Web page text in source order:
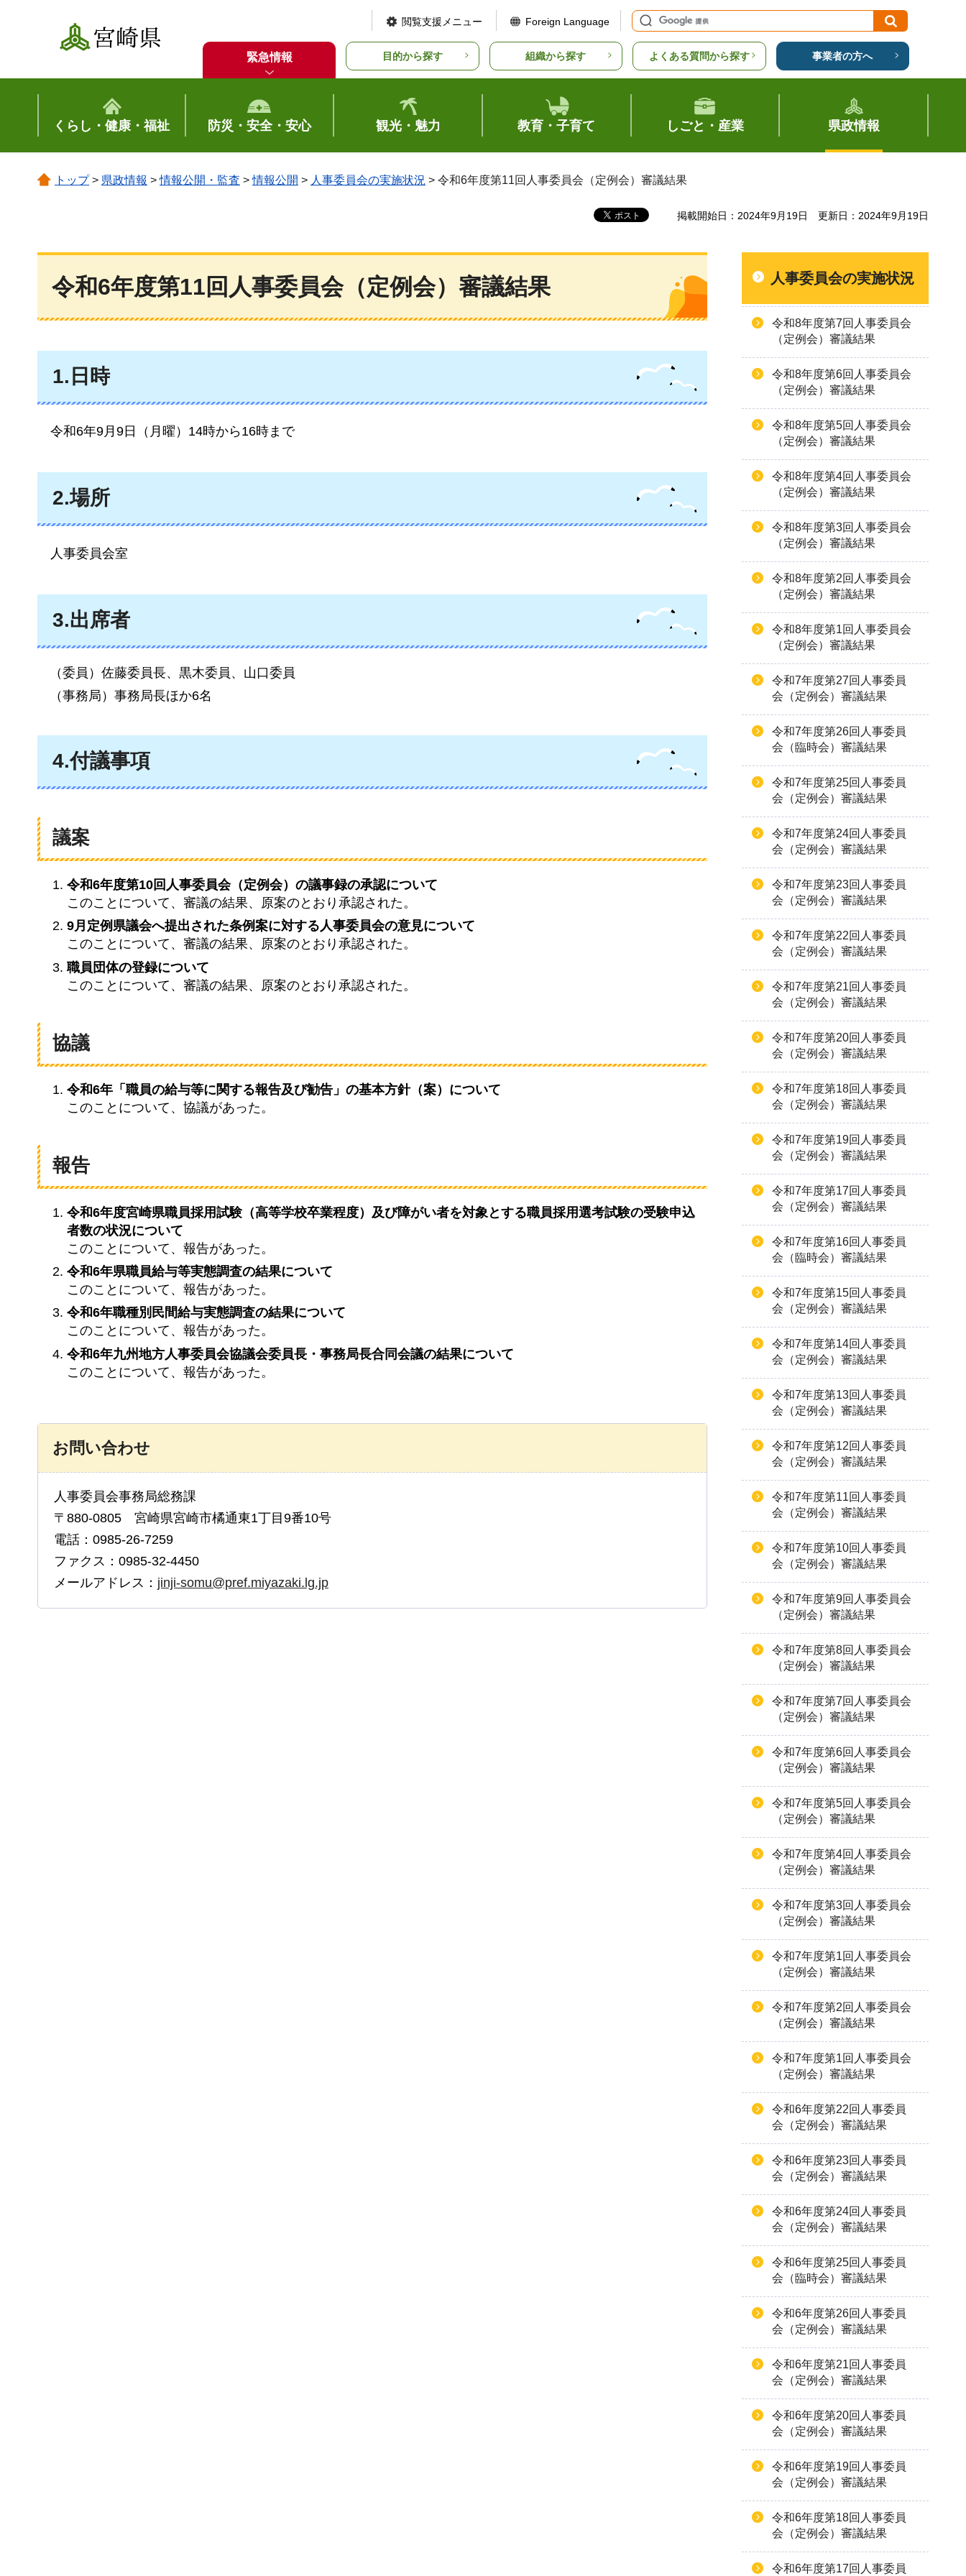
宮崎県
閲覧支援メニュー Foreign Language
緊急情報 目的から探す 組織から探す よくある質問から探す 事業者の方へ
くらし・健康・福祉 防災・安全・安心 観光・魅力 教育・子育て しごと・産業 県政情報
トップ> 県政情報 >情報公開・監査 >情報公開 > 人事委員会の実施状況 > 令和6年度第11回人事委員会（定例会）審議結果
掲載開始日：2024年9月19日 更新日：2024年9月19日
令和6年度第11回人事委員会（定例会）審議結果
1.日時
令和6年9月9日（月曜）14時から16時まで
2.場所
人事委員会室
3.出席者
（委員）佐藤委員長、黒木委員、山口委員
（事務局）事務局長ほか6名
4.付議事項
議案
令和6年度第10回人事委員会（定例会）の議事録の承認について
このことについて、審議の結果、原案のとおり承認された。
9月定例県議会へ提出された条例案に対する人事委員会の意見について
このことについて、審議の結果、原案のとおり承認された。
職員団体の登録について
このことについて、審議の結果、原案のとおり承認された。
協議
令和6年「職員の給与等に関する報告及び勧告」の基本方針（案）について
このことについて、協議があった。
報告
令和6年度宮崎県職員採用試験（高等学校卒業程度）及び障がい者を対象とする職員採用選考試験の受験申込
者数の状況について
このことについて、報告があった。
令和6年県職員給与等実態調査の結果について
このことについて、報告があった。
令和6年職種別民間給与実態調査の結果について
このことについて、報告があった。
令和6年九州地方人事委員会協議会委員長・事務局長合同会議の結果について
このことについて、報告があった。
お問い合わせ
人事委員会事務局総務課
〒880-0805 宮崎県宮崎市橘通東1丁目9番10号
電話：0985-26-7259
ファクス：0985-32-4450
メールアドレス： jinji-somu@pref.miyazaki.lg.jp
人事委員会の実施状況
令和8年度第7回人事委員会
（定例会）審議結果
令和8年度第6回人事委員会
（定例会）審議結果
令和8年度第5回人事委員会
（定例会）審議結果
令和8年度第4回人事委員会
（定例会）審議結果
令和8年度第3回人事委員会
（定例会）審議結果
令和8年度第2回人事委員会
（定例会）審議結果
令和8年度第1回人事委員会
（定例会）審議結果
令和7年度第27回人事委員
会（定例会）審議結果
令和7年度第26回人事委員
会（臨時会）審議結果
令和7年度第25回人事委員
会（定例会）審議結果
令和7年度第24回人事委員
会（定例会）審議結果
令和7年度第23回人事委員
会（定例会）審議結果
令和7年度第22回人事委員
会（定例会）審議結果
令和7年度第21回人事委員
会（定例会）審議結果
令和7年度第20回人事委員
会（定例会）審議結果
令和7年度第18回人事委員
会（定例会）審議結果
令和7年度第19回人事委員
会（定例会）審議結果
令和7年度第17回人事委員
会（定例会）審議結果
令和7年度第16回人事委員
会（臨時会）審議結果
令和7年度第15回人事委員
会（定例会）審議結果
令和7年度第14回人事委員
会（定例会）審議結果
令和7年度第13回人事委員
会（定例会）審議結果
令和7年度第12回人事委員
会（定例会）審議結果
令和7年度第11回人事委員
会（定例会）審議結果
令和7年度第10回人事委員
会（定例会）審議結果
令和7年度第9回人事委員会
（定例会）審議結果
令和7年度第8回人事委員会
（定例会）審議結果
令和7年度第7回人事委員会
（定例会）審議結果
令和7年度第6回人事委員会
（定例会）審議結果
令和7年度第5回人事委員会
（定例会）審議結果
令和7年度第4回人事委員会
（定例会）審議結果
令和7年度第3回人事委員会
（定例会）審議結果
令和7年度第1回人事委員会
（定例会）審議結果
令和7年度第2回人事委員会
（定例会）審議結果
令和7年度第1回人事委員会
（定例会）審議結果
令和6年度第22回人事委員
会（定例会）審議結果
令和6年度第23回人事委員
会（定例会）審議結果
令和6年度第24回人事委員
会（定例会）審議結果
令和6年度第25回人事委員
会（臨時会）審議結果
令和6年度第26回人事委員
会（定例会）審議結果
令和6年度第21回人事委員
会（定例会）審議結果
令和6年度第20回人事委員
会（定例会）審議結果
令和6年度第19回人事委員
会（定例会）審議結果
令和6年度第18回人事委員
会（定例会）審議結果
令和6年度第17回人事委員